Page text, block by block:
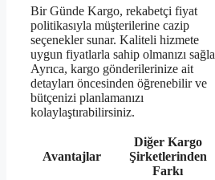
Bir Günde Kargo, rekabetçi fiyat
politikasıyla müşterilerine cazip
seçenekler sunar. Kaliteli hizmete
uygun fiyatlarla sahip olmanızı
Ayrıca, kargo gönderilerinize ait
detayları öncesinden öğrenebilir ve
bütçenizi planlamanızı
kolaylaştırabilirsiniz.
Avantajlar
Diğer Kargo
Şirketlerinden
Farkı